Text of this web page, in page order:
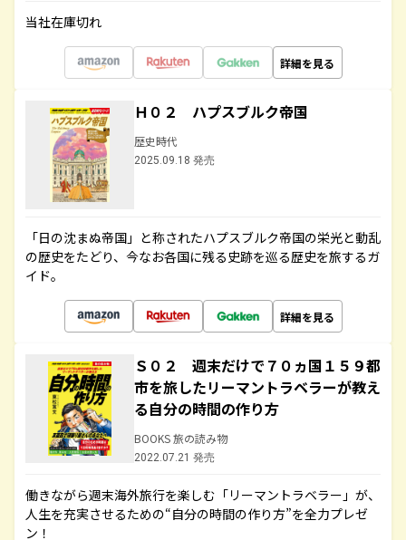
当社在庫切れ
詳細を見る
Ｈ０２ ハプスブルク帝国
歴史時代
2025.09.18 発売
「日の沈まぬ帝国」と称されたハプスブルク帝国の栄光と動乱
の歴史をたどり、今なお各国に残る史跡を巡る歴史を旅するガ
イド。
詳細を見る
Ｓ０２ 週末だけで７０ヵ国１５９都
市を旅したリーマントラベラーが教え
る自分の時間の作り方
BOOKS 旅の読み物
2022.07.21 発売
働きながら週末海外旅行を楽しむ「リーマントラベラー」が、
人生を充実させるための“自分の時間の作り方”を全力プレゼ
ン！